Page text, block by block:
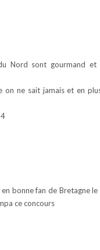
Nord sont gourmand et
on ne sait jamais et en
bonne fan de Bretagne
ce concours